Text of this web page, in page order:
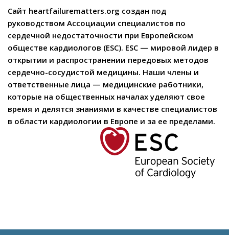
Сайт heartfailurematters.org создан под
руководством Ассоциации специалистов по
сердечной недостаточности при Европейском
обществе кардиологов (ESC). ESC — мировой лидер в
открытии и распространении передовых методов
сердечно-сосудистой медицины. Наши члены и
ответственные лица — медицинские работники,
которые на общественных началах уделяют свое
время и делятся знаниями в качестве специалистов
в области кардиологии в Европе и за ее пределами.